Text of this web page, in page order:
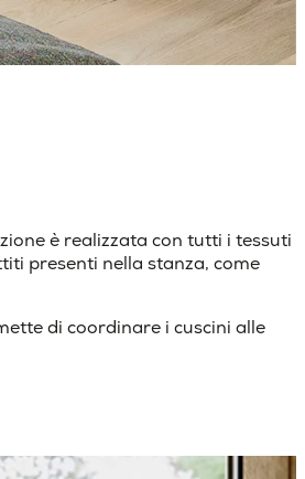
è realizzata con tutti i tessuti
presenti nella stanza, come
di coordinare i cuscini alle